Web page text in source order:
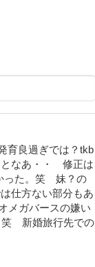
育良過ぎでは？tkb
となあ・・ 修正は
った。笑 妹？の
仕方ない部分もあ
メガバースの嫌い
笑 新婚旅行先での